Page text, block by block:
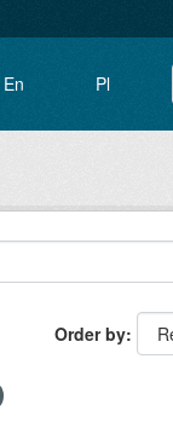
En Pl
Order by